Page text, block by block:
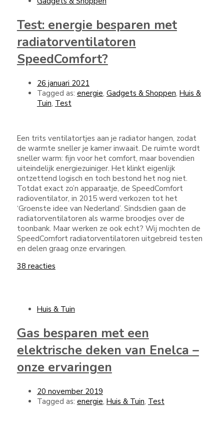
Test: energie besparen met
radiatorventilatoren
SpeedComfort?
26 januari 2021
Tagged as: energie, Gadgets & Shoppen, Huis &
Tuin, Test
Een trits ventilatortjes aan je radiator hangen, zodat
de warmte sneller je kamer inwaait. De ruimte wordt
sneller warm: fijn voor het comfort, maar bovendien
uiteindelijk energiezuiniger. Het klinkt eigenlijk
ontzettend logisch en toch bestond het nog niet.
Totdat exact zo’n apparaatje, de SpeedComfort
radioventilator, in 2015 werd verkozen tot het
‘Groenste idee van Nederland’. Sindsdien gaan de
radiatorventilatoren als warme broodjes over de
toonbank. Maar werken ze ook echt? Wij mochten de
SpeedComfort radiatorventilatoren uitgebreid testen
en delen graag onze ervaringen.
38 reacties
Huis & Tuin
Gas besparen met een
elektrische deken van Enelca –
onze ervaringen
20 november 2019
Tagged as: energie, Huis & Tuin, Test